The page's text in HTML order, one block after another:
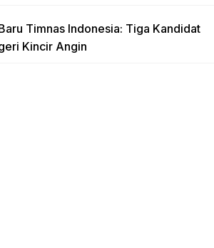
Timnas Indonesia: Tiga Kandidat
Kincir Angin